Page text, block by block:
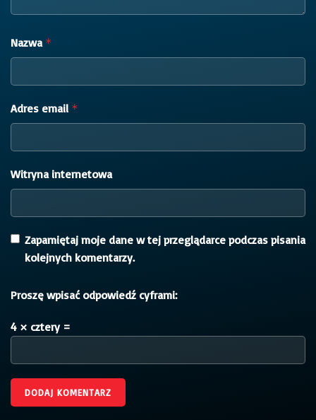
Nazwa *
Adres email *
Witryna internetowa
Zapamiętaj moje dane w tej przeglądarce podczas pisania
kolejnych komentarzy.
Proszę wpisać odpowiedź cyframi:
4 × cztery =